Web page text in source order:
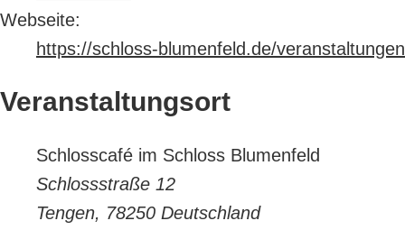
Webseite:
https://schloss-blumenfeld.de/veranstaltungen
Veranstaltungsort
Schlosscafé im Schloss Blumenfeld
Schlossstraße 12
Tengen, 78250 Deutschland